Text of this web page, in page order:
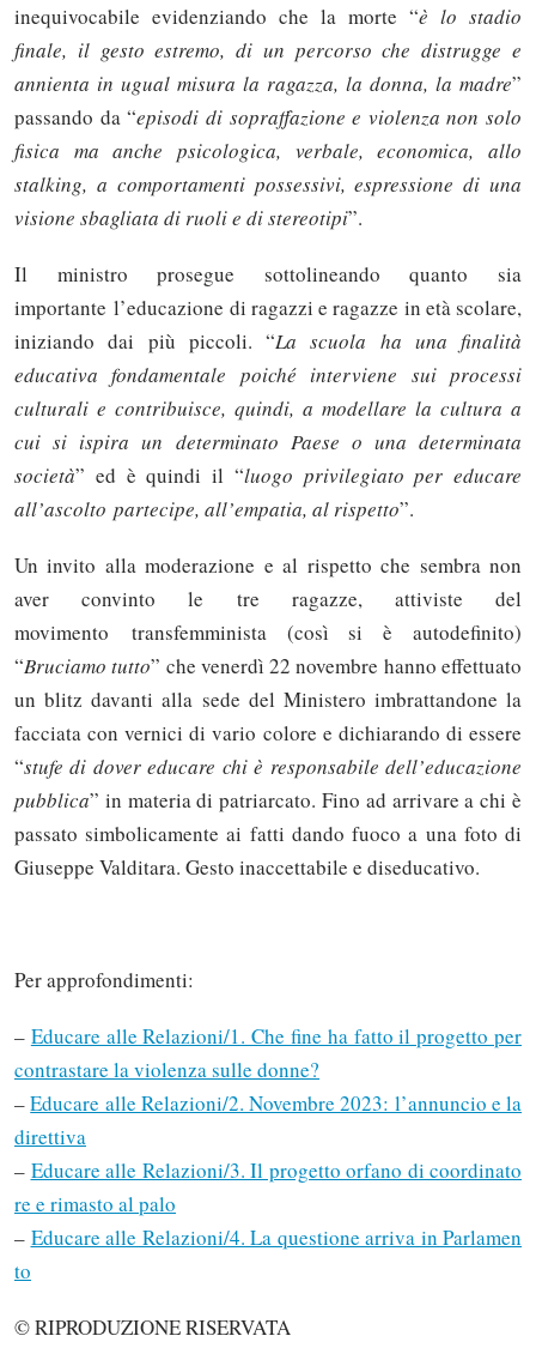
inequivocabile evidenziando che la morte “è lo stadio
finale, il gesto estremo, di un percorso che distrugge e
annienta in ugual misura la ragazza, la donna, la madre”
passando da “episodi di sopraffazione e violenza non solo
fisica ma anche psicologica, verbale, economica, allo
stalking, a comportamenti possessivi, espressione di una
visione sbagliata di ruoli e di stereotipi”.
Il ministro prosegue sottolineando quanto sia
importante l’educazione di ragazzi e ragazze in età scolare,
iniziando dai più piccoli. “La scuola ha una finalità
educativa fondamentale poiché interviene sui processi
culturali e contribuisce, quindi, a modellare la cultura a
cui si ispira un determinato Paese o una determinata
società” ed è quindi il “luogo privilegiato per educare
all’ascolto partecipe, all’empatia, al rispetto”.
Un invito alla moderazione e al rispetto che sembra non
aver convinto le tre ragazze, attiviste del
movimento transfemminista (così si è autodefinito)
“Bruciamo tutto” che venerdì 22 novembre hanno effettuato
un blitz davanti alla sede del Ministero imbrattandone la
facciata con vernici di vario colore e dichiarando di essere
“stufe di dover educare chi è responsabile dell’educazione
pubblica” in materia di patriarcato. Fino ad arrivare a chi è
passato simbolicamente ai fatti dando fuoco a una foto di
Giuseppe Valditara. Gesto inaccettabile e diseducativo.
Per approfondimenti:
– Educare alle Relazioni/1. Che fine ha fatto il progetto per
contrastare la violenza sulle donne?
–Educare alle Relazioni/2. Novembre 2023: l’annuncio e la
direttiva
– Educare alle Relazioni/3. Il progetto orfano di coordinato
re e rimasto al palo
– Educare alle Relazioni/4. La questione arriva in Parlamen
to
© RIPRODUZIONE RISERVATA